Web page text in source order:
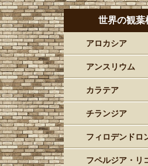
世界の観葉
アロカシア
アンスリウム
カラテア
チランジア
フィロデンドロ
フペルジア・リ